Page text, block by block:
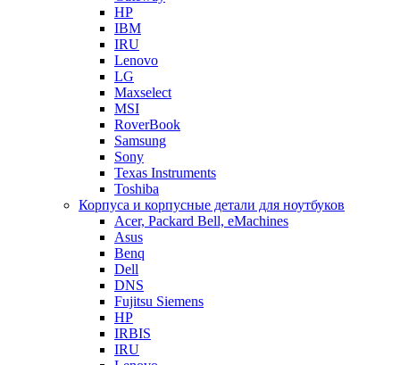
HP
IBM
IRU
Lenovo
LG
Maxselect
MSI
RoverBook
Samsung
Sony
Texas Instruments
Toshiba
Корпуса и корпусные детали для ноутбуков
Acer, Packard Bell, eMachines
Asus
Benq
Dell
DNS
Fujitsu Siemens
HP
IRBIS
IRU